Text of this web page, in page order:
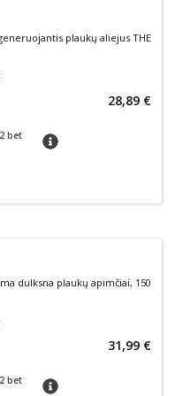
plaukų aliejus THE
5.00
klubo narių nuolaida
bet
patarimas
28,89 €
dulksna plaukų apimčiai, 150
0.00
klubo narių nuolaida
bet
patarimas
31,99 €